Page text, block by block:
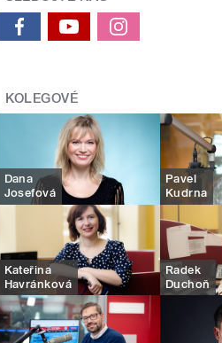
KOLEGOVÉ
Dana
Josefová
Pavel
Kudrna
Kateřina
Havránková
Radek
Duchoň